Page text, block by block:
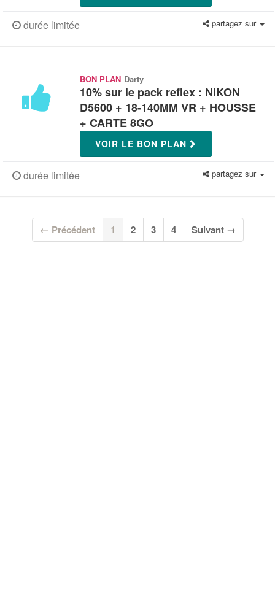
durée limitée partagez sur
BON PLAN Darty
10% sur le pack reflex : NIKON
D5600 + 18-140MM VR + HOUSSE
+ CARTE 8GO
VOIR LE BON PLAN
durée limitée partagez sur
← Précédent 1 (current)
2 3 4 Suivant →